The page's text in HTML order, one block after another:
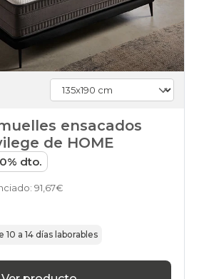
ensacados
de HOME
dto.
91,67€
a 14 días laborables